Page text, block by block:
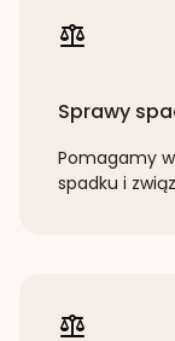
Sprawy
Pomagamy
spadku i